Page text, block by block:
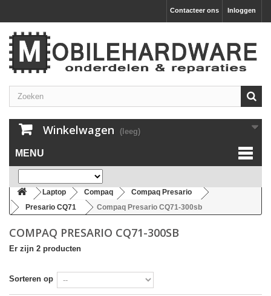
Inloggen
Contacteer ons
Winkelwagen (leeg)
MENU
Laptop Compaq
Compaq Presario
Presario CQ71
Compaq Presario CQ71-300sb
COMPAQ PRESARIO CQ71-300SB
Er zijn 2 producten
Sorteren op